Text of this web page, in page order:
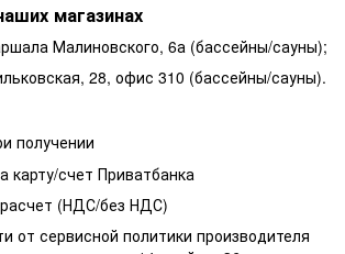
магазинах
Малиновского, 6а (бассейны/сауны);
28, офис 310 (бассейны/сауны).
получении
карту/счет Приватбанка
(НДС/без НДС)
от сервисной политики производителя